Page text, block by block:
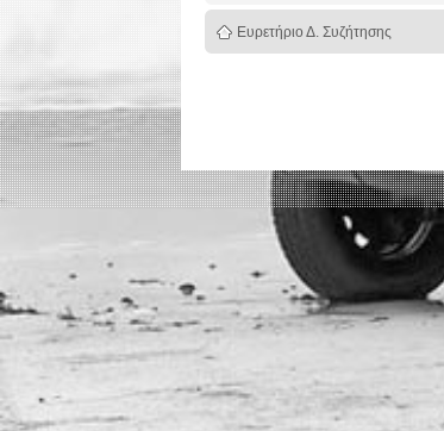
Ευρετήριο Δ. Συζήτησης